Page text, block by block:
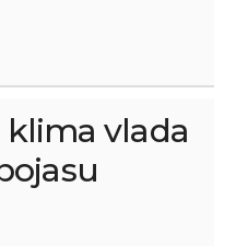
klima vlada